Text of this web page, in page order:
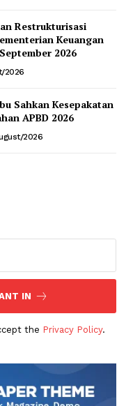
Restrukturisasi
Keuangan
2026
2026
Sahkan Kesepakatan
APBD 2026
2026
IN
the Privacy Policy.